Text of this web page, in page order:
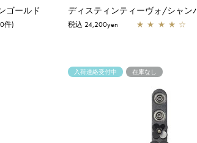
ゴールド
件)
ディスティンティーヴォ/シャン
税込 24,200yen ★ ★ ★ ★ ☆
入荷連絡受付中 在庫なし